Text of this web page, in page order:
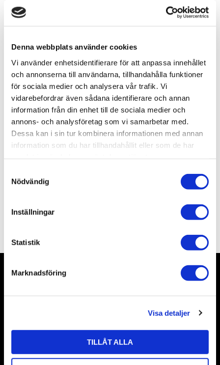
Denna webbplats använder cookies
Vi använder enhetsidentifierare för att anpassa innehållet
och annonserna till användarna, tillhandahålla funktioner
för sociala medier och analysera vår trafik. Vi
vidarebefordrar även sådana identifierare och annan
information från din enhet till de sociala medier och
annons- och analysföretag som vi samarbetar med.
Dessa kan i sin tur kombinera informationen med annan
information som du har tillhandahållit eller som de har
e
Nödvändig
Inställningar
Statistik
Marknadsföring
Visa detaljer
TILLÅT ALLA
89sek
Lägg till i favoriter
Lagerstatus
ALSM4M
skickas från oss inom 0-1 vardagar
Dina personuppgifter behandlas i enlighet med vårintegritetspolicy.